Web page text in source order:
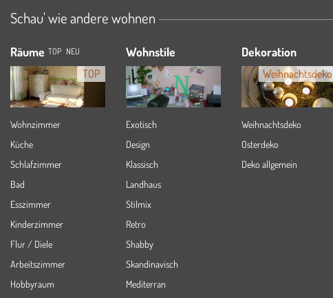
Schau' wie andere wohnen
Räume TOP NEU
TOP
Wohnzimmer
Küche
Schlafzimmer
Bad
Esszimmer
Kinderzimmer
Flur / Diele
Arbeitszimmer
Hobbyraum
Wohnstile
Exotisch
Design
Klassisch
Landhaus
Stilmix
Retro
Shabby
Skandinavisch
Mediterran
Dekoration
Weihnachtsdeko
Weihnachtsdeko
Osterdeko
Deko allgemein